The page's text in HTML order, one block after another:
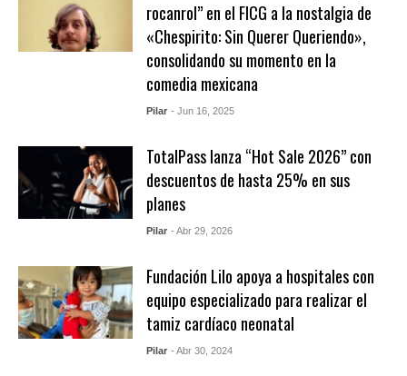
rocanrol” en el FICG a la nostalgia de
«Chespirito: Sin Querer Queriendo»,
consolidando su momento en la
comedia mexicana
Pilar - Jun 16, 2025
TotalPass lanza “Hot Sale 2026” con
descuentos de hasta 25% en sus
planes
Pilar - Abr 29, 2026
Fundación Lilo apoya a hospitales con
equipo especializado para realizar el
tamiz cardíaco neonatal
Pilar - Abr 30, 2024